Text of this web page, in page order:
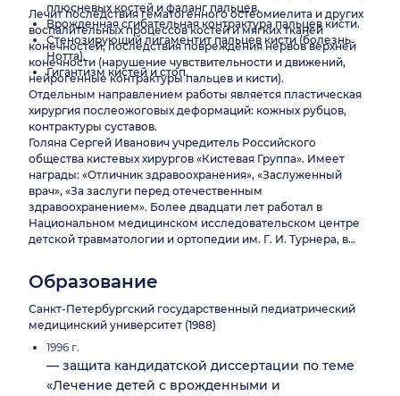
плюсневых костей и фаланг пальцев.
Врожденная сгибательная контрактура пальцев кисти.
Стенозирующий лигаментит пальцев кисти (болезнь
Нотта).
Гигантизм кистей и стоп.
Лечит последствия гематогенного остеомиелита и других
воспалительных процессов костей и мягких тканей
конечностей, последствия повреждения нервов верхней
конечности (нарушение чувствительности и движений,
нейрогенные контрактуры пальцев и кисти).
Отдельным направлением работы является пластическая
хирургия послеожоговых деформаций: кожных рубцов,
контрактуры суставов.
Голяна Сергей Иванович учредитель Российского
общества кистевых хирургов «Кистевая Группа». Имеет
награды: «Отличник здравоохранения», «Заслуженный
врач», «За заслуги перед отечественным
здравоохранением». Более двадцати лет работал в
Национальном медицинском исследовательском центре
детской травматологии и ортопедии им. Г. И. Турнера, в
микрохирургии и хирургии кисти.
Образование
Санкт-Петербургский государственный педиатрический
медицинский университет (1988)
1996 г.
— защита кандидатской диссертации по теме
«Лечение детей с врожденными и